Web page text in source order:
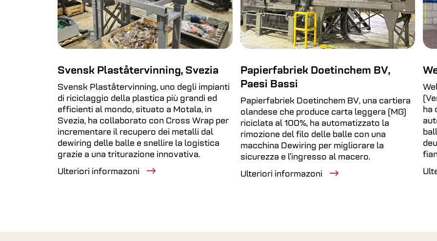
Svensk Plaståtervinning, Svezia
Svensk Plaståtervinning, uno degli impianti
di riciclaggio della plastica più grandi ed
efficienti al mondo, situato a Motala, in
Svezia, ha collaborato con Cross Wrap per
incrementare il recupero dei metalli dal
dewiring delle balle e snellire la logistica
grazie a una triturazione innovativa.
Ulteriori informazoni
Papierfabriek Doetinchem BV,
Paesi Bassi
Papierfabriek Doetinchem BV, una cartiera
olandese che produce carta leggera (MG)
riciclata al 100%, ha automatizzato la
rimozione del filo delle balle con una
macchina Dewiring per migliorare la
sicurezza e l’ingresso al macero.
Ulteriori informazoni
ha